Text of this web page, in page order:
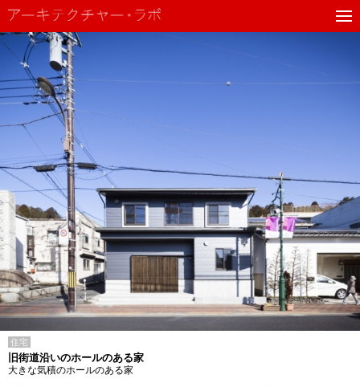
住宅
旧街道沿いのホールのある家
大きな気積のホールのある家